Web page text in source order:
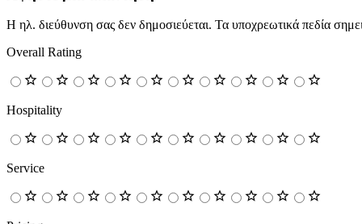
Η ηλ. διεύθυνση σας δεν δημοσιεύεται. Τα υποχρεωτικά πεδία
Overall Rating
Hospitality
Service